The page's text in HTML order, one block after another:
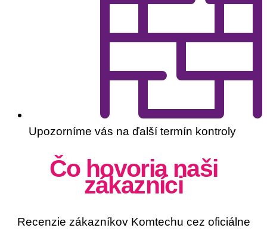
Upozorníme vás na ďalší termín kontroly
Čo hovoria naši
zákazníci
Recenzie zákazníkov Komtechu cez oficiálne